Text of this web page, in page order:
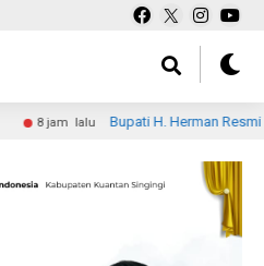
8 jam lalu Bupati H. Herman Resmi